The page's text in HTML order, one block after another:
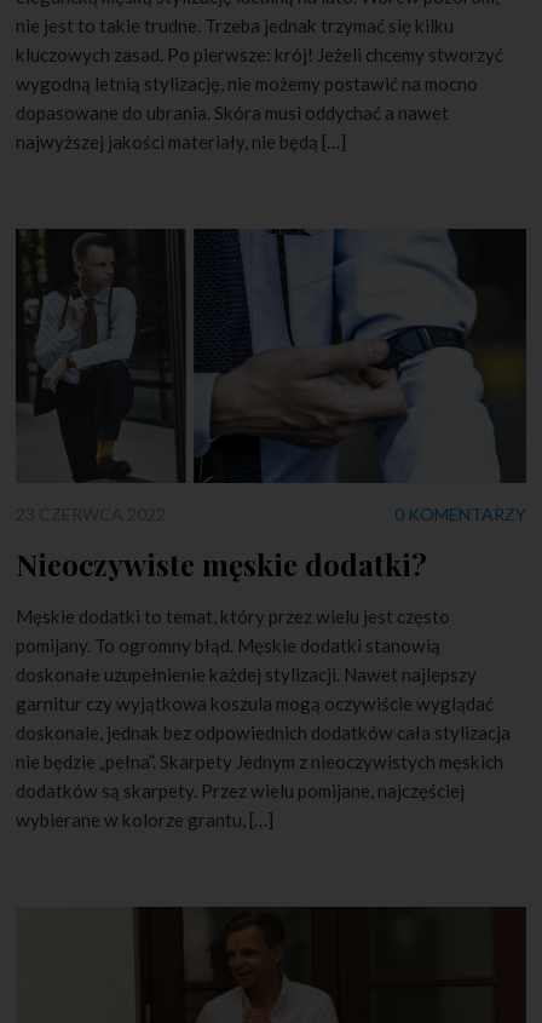
nie jest to takie trudne. Trzeba jednak trzymać się kilku
kluczowych zasad. Po pierwsze: krój! Jeżeli chcemy stworzyć
wygodną letnią stylizację, nie możemy postawić na mocno
dopasowane do ubrania. Skóra musi oddychać a nawet
najwyższej jakości materiały, nie będą […]
0 KOMENTARZY
Nieoczywiste męskie dodatki?
Męskie dodatki to temat, który przez wielu jest często
pomijany. To ogromny błąd. Męskie dodatki stanowią
doskonałe uzupełnienie każdej stylizacji. Nawet najlepszy
garnitur czy wyjątkowa koszula mogą oczywiście wyglądać
doskonale, jednak bez odpowiednich dodatków cała stylizacja
nie będzie „pełna”. Skarpety Jednym z nieoczywistych męskich
dodatków są skarpety. Przez wielu pomijane, najczęściej
wybierane w kolorze grantu, […]